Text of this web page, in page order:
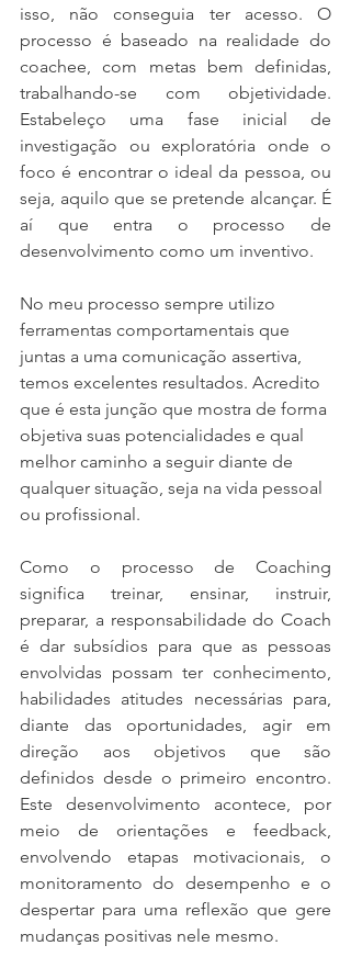
isso, não conseguia ter acesso. O
processo é baseado na realidade do
coachee, com metas bem definidas,
trabalhando-se com objetividade.
Estabeleço uma fase inicial de
investigação ou exploratória onde o
foco é encontrar o ideal da pessoa, ou
seja, aquilo que se pretende alcançar. É
aí que entra o processo de
desenvolvimento como um inventivo.
No meu processo sempre utilizo
ferramentas comportamentais que
juntas a uma comunicação assertiva,
temos excelentes resultados. Acredito
que é esta junção que mostra de forma
objetiva suas potencialidades e qual
melhor caminho a seguir diante de
qualquer situação, seja na vida pessoal
ou profissional.
Como o processo de Coaching
significa treinar, ensinar, instruir,
preparar, a responsabilidade do Coach
é dar subsídios para que as pessoas
envolvidas possam ter conhecimento,
habilidades atitudes necessárias para,
diante das oportunidades, agir em
direção aos objetivos que são
definidos desde o primeiro encontro.
Este desenvolvimento acontece, por
meio de orientações e feedback,
envolvendo etapas motivacionais, o
monitoramento do desempenho e o
despertar para uma reflexão que gere
mudanças positivas nele mesmo.